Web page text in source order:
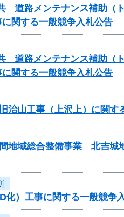
道路メンテナンス補助（
関する一般競争入札公告
道路メンテナンス補助（
関する一般競争入札公告
山工事（上沢上）に関す
地域総合整備事業 北吉
化）工事に関する一般競争